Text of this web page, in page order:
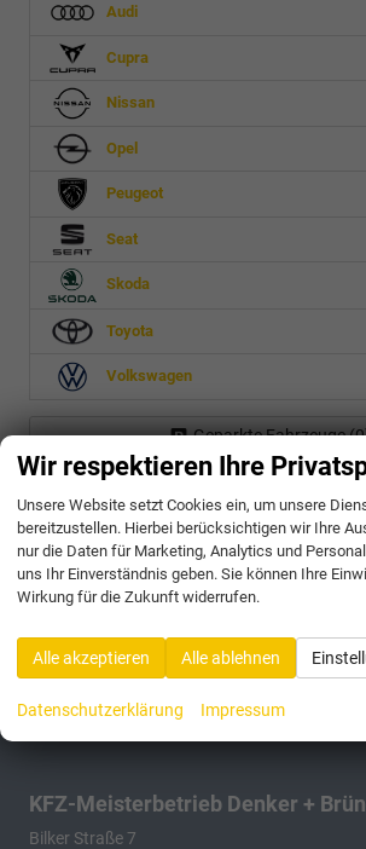
Audi
Cupra
Nissan
Opel
Peugeot
Seat
Skoda
Toyota
Volkswagen
Geparkte Fahrzeuge (0
175 Fahrzeuge
KFZ-Meisterbetrieb Denker +
Bilker Straße 7
Wir respektieren Ihre
Unsere Website setzt Cookies ein, um unsere
bereitzustellen. Hierbei berücksichtigen wir Ihre
nur die Daten für Marketing, Analytics und
uns Ihr Einverständnis geben. Sie können Ihre
Wirkung für die Zukunft widerrufen.
Alle akzeptieren Alle ablehnen
Datenschutzerklärung Impressum